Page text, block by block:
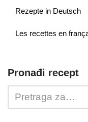
Rezepte in Deutsch
Les recettes en
Pronađi recept